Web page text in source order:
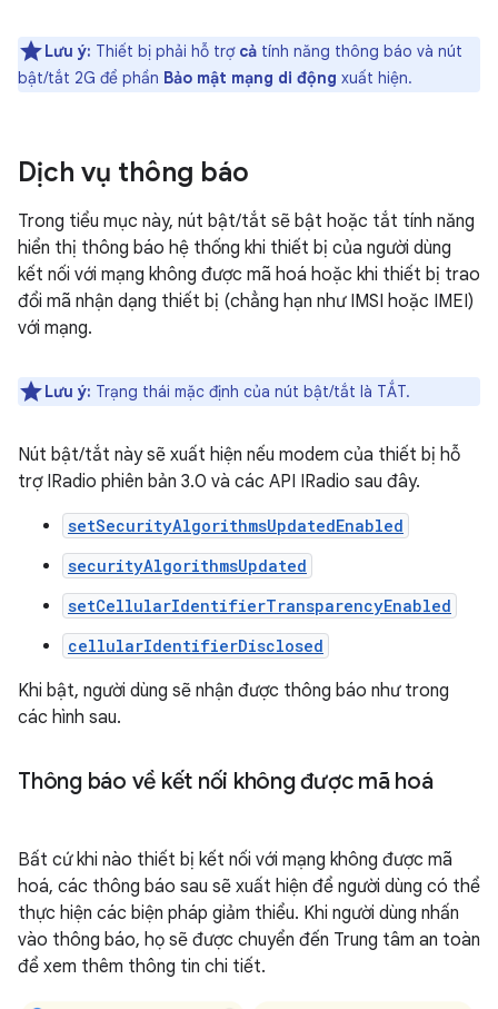
Lưu ý: Thiết bị phải hỗ trợ cả tính năng thông báo và nút
bật/tắt 2G để phần Bảo mật mạng di động xuất hiện.
Dịch vụ thông báo
Trong tiểu mục này, nút bật/tắt sẽ bật hoặc tắt tính năng
hiển thị thông báo hệ thống khi thiết bị của người dùng
kết nối với mạng không được mã hoá hoặc khi thiết bị trao
đổi mã nhận dạng thiết bị (chẳng hạn như IMSI hoặc IMEI)
với mạng.
Lưu ý: Trạng thái mặc định của nút bật/tắt là TẮT.
Nút bật/tắt này sẽ xuất hiện nếu modem của thiết bị hỗ
trợ IRadio phiên bản 3.0 và các API IRadio sau đây.
setSecurityAlgorithmsUpdatedEnabled
securityAlgorithmsUpdated
setCellularIdentifierTransparencyEnabled
cellularIdentifierDisclosed
Khi bật, người dùng sẽ nhận được thông báo như trong
các hình sau.
Thông báo về kết nối không được mã hoá
Bất cứ khi nào thiết bị kết nối với mạng không được mã
hoá, các thông báo sau sẽ xuất hiện để người dùng có thể
thực hiện các biện pháp giảm thiểu. Khi người dùng nhấn
vào thông báo, họ sẽ được chuyển đến Trung tâm an toàn
để xem thêm thông tin chi tiết.